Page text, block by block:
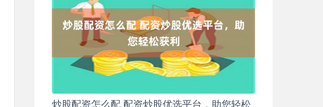
炒股配资怎么配 配资炒股优选平台，助您轻松